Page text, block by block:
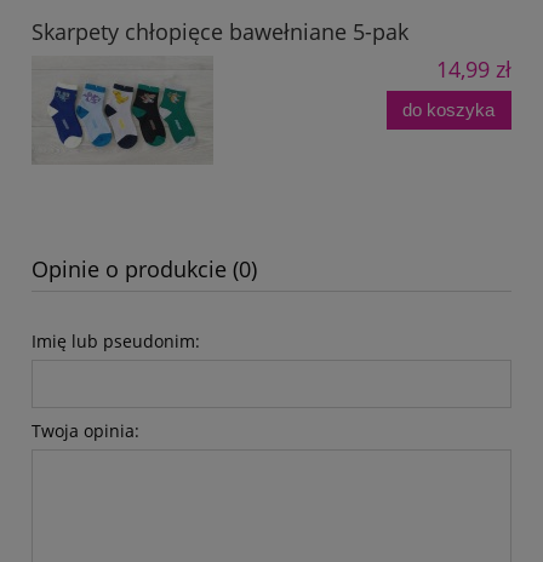
Skarpety chłopięce bawełniane 5-pak
14,99 zł
do koszyka
Opinie o produkcie (0)
Imię lub pseudonim:
Twoja opinia: